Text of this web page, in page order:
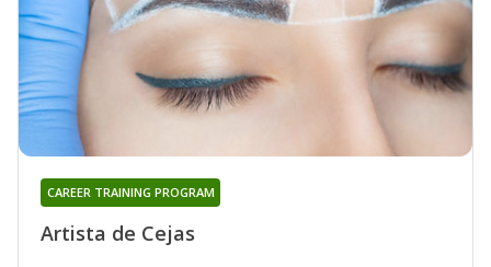
Artista de Cejas
CAREER TRAINING PROGRAM